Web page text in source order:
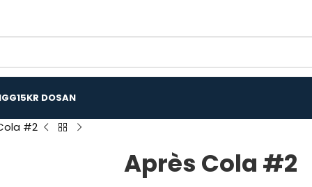
15KR DOSAN
#2
Après Cola #2